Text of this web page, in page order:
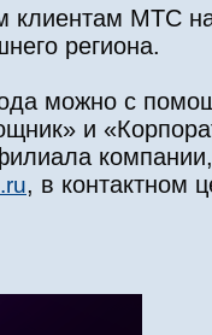
клиентам МТС
региона.
можно с
и
, в контактном